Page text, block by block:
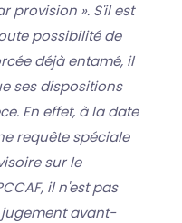
provision ». S'il est
possibilité de
déjà entamé, il
ses dispositions
En effet, à la date
requête spéciale
sur le
il n'est pas
avant-